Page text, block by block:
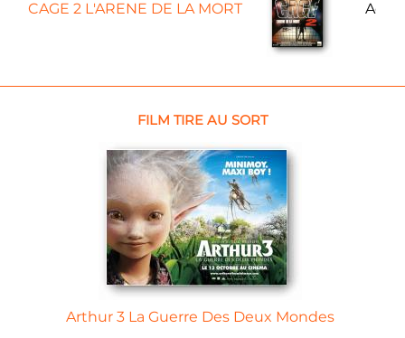
CAGE 2 L'ARENE DE LA MORT
FILM TIRE AU SORT
Arthur 3 La Guerre Des Deux Mondes